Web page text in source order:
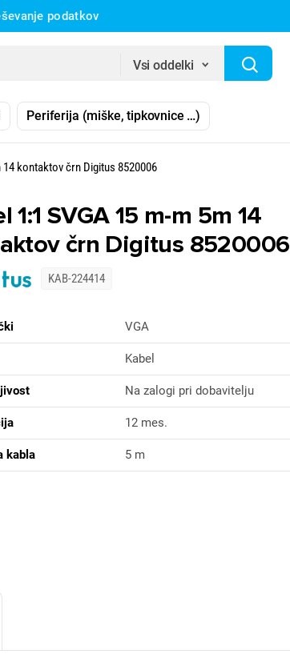
podatkov
Vsi oddelki
Periferija (miške, tipkovnice …)
14 kontaktov črn Digitus 8520006
1:1 SVGA 15 m-m 5m 14
črn Digitus 8520006
KAB-224414
VGA
Kabel
Na zalogi pri dobavitelju
12 mes.
kabla 5 m